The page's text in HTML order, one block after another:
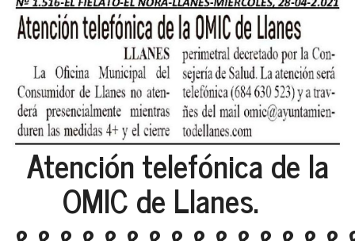
Atención telefónica de la
OMIC de Llanes.